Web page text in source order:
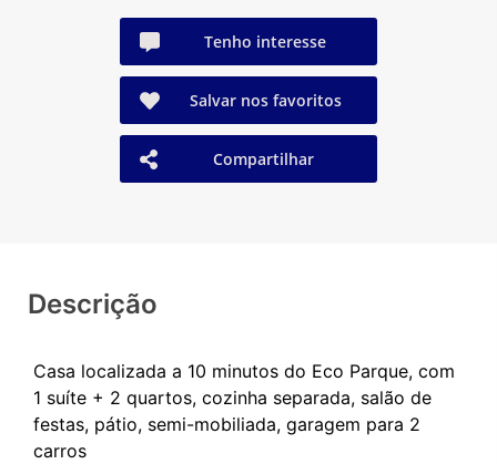
Tenho interesse
Salvar nos favoritos
Compartilhar
Descrição
Casa localizada a 10 minutos do Eco Parque, com
1 suíte + 2 quartos, cozinha separada, salão de
festas, pátio, semi-mobiliada, garagem para 2
carros